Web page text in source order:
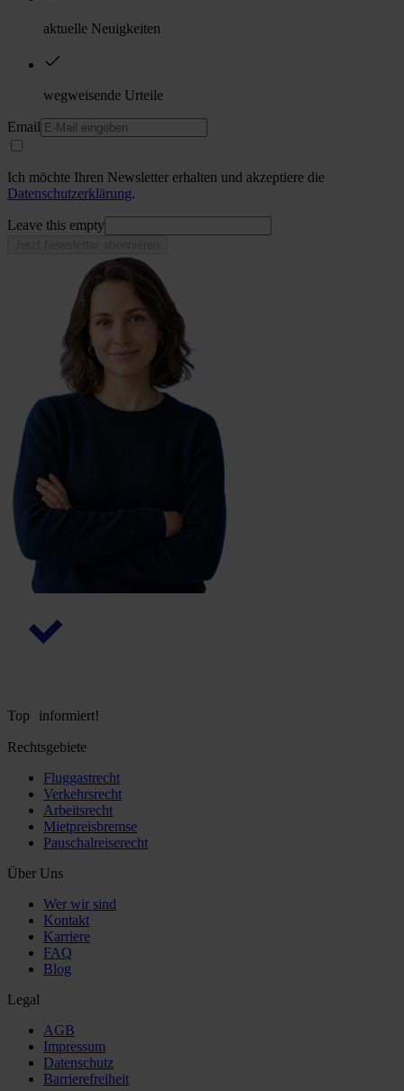
aktuelle Neuigkeiten
wegweisende Urteile
Email
Ich möchte Ihren Newsletter erhalten und akzeptiere die
Datenschutzerklärung.
Leave this empty
Top informiert!
Rechtsgebiete
Fluggastrecht
Verkehrsrecht
Arbeitsrecht
Mietpreisbremse
Pauschalreiserecht
Über Uns
Wer wir sind
Kontakt
Karriere
FAQ
Blog
Legal
AGB
Impressum
Datenschutz
Barrierefreiheit